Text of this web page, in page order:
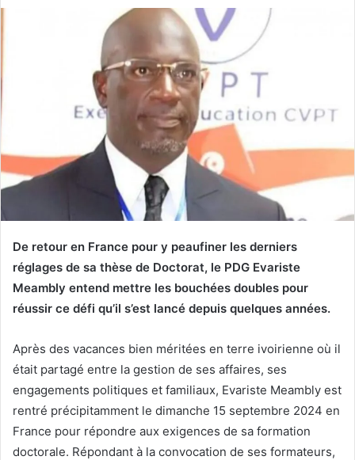
De retour en France pour y peaufiner les derniers
réglages de sa thèse de Doctorat, le PDG Evariste
Meambly entend mettre les bouchées doubles pour
réussir ce défi qu’il s’est lancé depuis quelques années.
Après des vacances bien méritées en terre ivoirienne où il
était partagé entre la gestion de ses affaires, ses
engagements politiques et familiaux, Evariste Meambly est
rentré précipitamment le dimanche 15 septembre 2024 en
France pour répondre aux exigences de sa formation
doctorale. Répondant à la convocation de ses formateurs,